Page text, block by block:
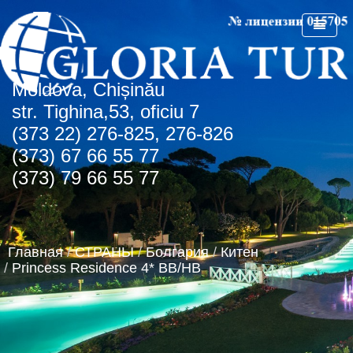
Мoldova, Chișinău
str. Tighina,53, oficiu 7
(373 22) 276-825, 276-826
(373) 67 66 55 77
(373) 79 66 55 77
Главная / СТРАНЫ / Болгария / Китен
/ Princess Residence 4* BB/HB
ГЛАВНАЯ
О КОМПАНИИ
СПЕЦПРЕДЛОЖЕНИЯ
СПО Болгария
СТРАНЫ
Болгария
Албена
Золотые пески
Регион Чайка
Солнечный день
Греция
о.Крит
Турция
Румыния
ОАЭ
НОВОСТИ
КОНТАКТЫ
АГЕНТСТВАМ
Туристическая лицензия
Транспортная лицензия